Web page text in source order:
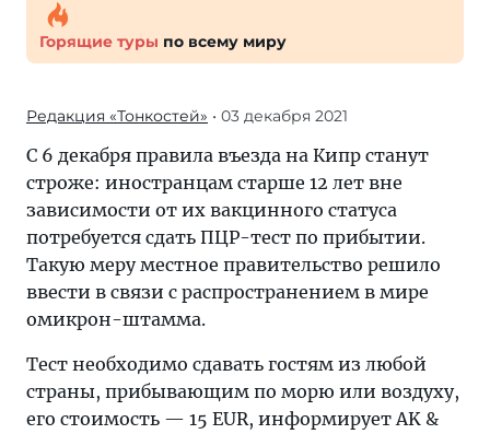
Горящие туры по всему миру
Редакция «Тонкостей» • 03 декабря 2021
С 6 декабря правила въезда на Кипр станут
строже: иностранцам старше 12 лет вне
зависимости от их вакцинного статуса
потребуется сдать ПЦР-тест по прибытии.
Такую меру местное правительство решило
ввести в связи с распространением в мире
омикрон-штамма.
Тест необходимо сдавать гостям из любой
страны, прибывающим по морю или воздуху,
его стоимость — 15 EUR, информирует AK &